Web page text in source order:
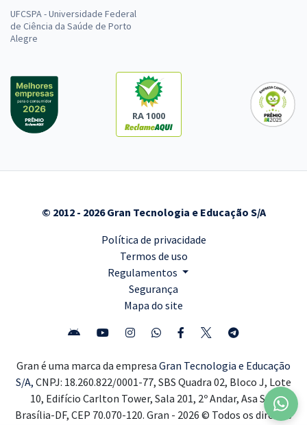
UFCSPA - Universidade Federal
de Ciência da Saúde de Porto
Alegre
RA 1000
© 2012 - 2026 Gran Tecnologia e Educação S/A
Política de privacidade
Termos de uso
Regulamentos
Segurança
Mapa do site
Gran é uma marca da empresa Gran Tecnologia e Educação
S/A, CNPJ: 18.260.822/0001-77, SBS Quadra 02, Bloco J, Lote
10, Edifício Carlton Tower, Sala 201, 2º Andar, Asa Sul,
Brasília-DF, CEP 70.070-120. Gran - 2026 © Todos os direitos